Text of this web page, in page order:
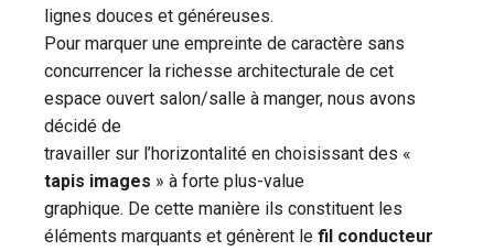
lignes douces et généreuses.
Pour marquer une empreinte de caractère sans
concurrencer la richesse architecturale de cet
espace ouvert salon/salle à manger, nous avons
décidé de
travailler sur l’horizontalité en choisissant des «
tapis images » à forte plus-value
graphique. De cette manière ils constituent les
éléments marquants et génèrent le fil conducteur